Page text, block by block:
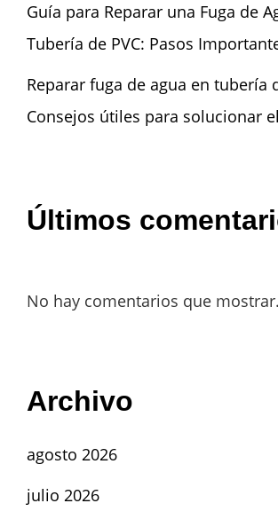
Guía para Reparar una Fuga de
Tubería de PVC: Pasos
Reparar fuga de agua en tubería
Consejos útiles para solucionar
Últimos
No hay comentarios que mostrar.
Archivo
agosto 2026
julio 2026